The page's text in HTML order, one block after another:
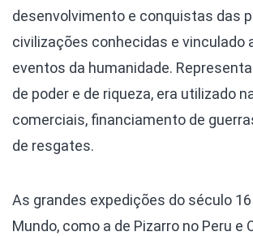
desenvolvimento e conquistas das
civilizações conhecidas e vinculado
eventos da humanidade.
de poder e de riqueza, era utilizado
comerciais, financiamento de
de resgates.
As grandes expedições do século
Mundo, como a de Pizarro no Peru e